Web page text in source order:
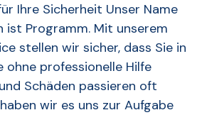
Ihre Sicherheit Unser Name
ist Programm. Mit unserem
stellen wir sicher, dass Sie in
professionelle Hilfe
Schäden passieren oft
wir es uns zur Aufgabe